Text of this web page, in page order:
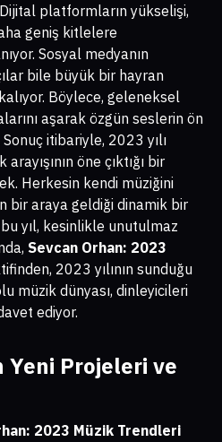
platformların yükselişi,
geniş kitlelere
Sosyal medyanın
bile büyük bir hayran
Böylece, geleneksel
aşarak özgün seslerin ön
itibariyle, 2023 yılı
öne çıktığı bir
Herkesin kendi müziğini
bir araya geldiği dinamik bir
yıl, kesinlikle unutulmaz
Sevcan Orhan: 2023
2023 yılının sunduğu
müzik dünyası, dinleyicileri
ediyor.
Yeni Projeleri ve
2023 Müzik Trendleri